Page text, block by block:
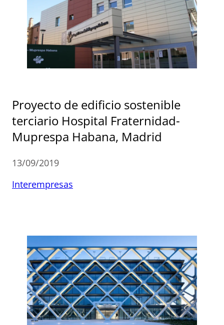
Proyecto de edificio sostenible
terciario Hospital Fraternidad-
Muprespa Habana, Madrid
13/09/2019
Interempresas